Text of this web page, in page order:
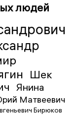
людей
Шек
Янина
Матвеевич
Бирюков